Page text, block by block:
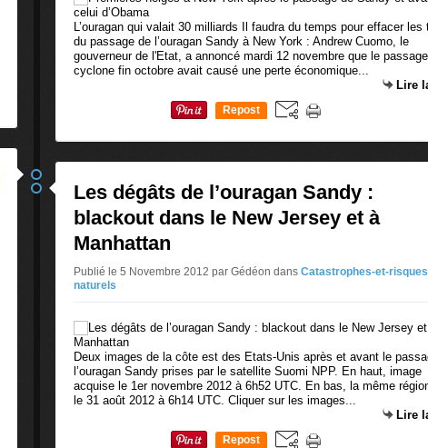
L’ouragan qui valait 30 milliards Il faudra du temps pour effacer les
du passage de l’ouragan Sandy à New York : Andrew Cuomo, le
gouverneur de l'Etat, a annoncé mardi 12 novembre que le
cyclone fin octobre avait causé une perte économique...
Lire
Repost
Les dégâts de l’ouragan Sandy :
blackout dans le New Jersey et à
Manhattan
Publié le 5 Novembre 2012 par Gédéon dans Catastrophes-et-
naturels
Deux images de la côte est des Etats-Unis après et avant le
l’ouragan Sandy prises par le satellite Suomi NPP. En haut, image
acquise le 1er novembre 2012 à 6h52 UTC. En bas, la même
le 31 août 2012 à 6h14 UTC. Cliquer sur les images...
Lire
Repost